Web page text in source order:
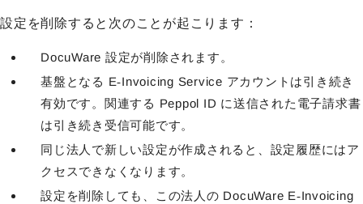
設定を削除すると次のことが起こります：
DocuWare 設定が削除されます。
基盤となる E‑Invoicing Service アカウントは引き続き
有効です。関連する Peppol ID に送信された電子請求書
は引き続き受信可能です。
同じ法人で新しい設定が作成されると、設定履歴にはア
クセスできなくなります。
設定を削除しても、この法人の DocuWare E‑Invoicing